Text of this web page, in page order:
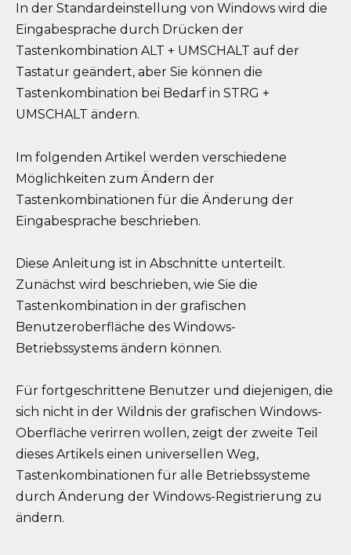
In der Standardeinstellung von Windows wird die
Eingabesprache durch Drücken der
Tastenkombination ALT + UMSCHALT auf der
Tastatur geändert, aber Sie können die
Tastenkombination bei Bedarf in STRG +
UMSCHALT ändern.
Im folgenden Artikel werden verschiedene
Möglichkeiten zum Ändern der
Tastenkombinationen für die Änderung der
Eingabesprache beschrieben.
Diese Anleitung ist in Abschnitte unterteilt.
Zunächst wird beschrieben, wie Sie die
Tastenkombination in der grafischen
Benutzeroberfläche des Windows-
Betriebssystems ändern können.
Für fortgeschrittene Benutzer und diejenigen, die
sich nicht in der Wildnis der grafischen Windows-
Oberfläche verirren wollen, zeigt der zweite Teil
dieses Artikels einen universellen Weg,
Tastenkombinationen für alle Betriebssysteme
durch Änderung der Windows-Registrierung zu
ändern.